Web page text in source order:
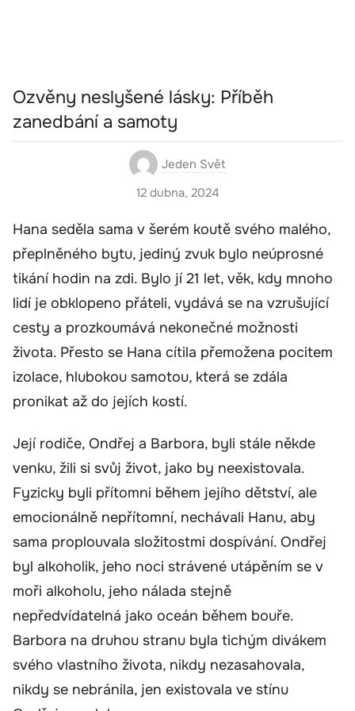
Ozvěny neslyšené lásky: Příběh
zanedbání a samoty
Jeden Svět
12 dubna, 2024
Hana seděla sama v šerém koutě svého malého,
přeplněného bytu, jediný zvuk bylo neúprosné
tikání hodin na zdi. Bylo jí 21 let, věk, kdy mnoho
lidí je obklopeno přáteli, vydává se na vzrušující
cesty a prozkoumává nekonečné možnosti
života. Přesto se Hana cítila přemožena pocitem
izolace, hlubokou samotou, která se zdála
pronikat až do jejích kostí.
Její rodiče, Ondřej a Barbora, byli stále někde
venku, žili si svůj život, jako by neexistovala.
Fyzicky byli přítomni během jejího dětství, ale
emocionálně nepřítomní, nechávali Hanu, aby
sama proplouvala složitostmi dospívání. Ondřej
byl alkoholik, jeho noci strávené utápěním se v
moři alkoholu, jeho nálada stejně
nepředvídatelná jako oceán během bouře.
Barbora na druhou stranu byla tichým divákem
svého vlastního života, nikdy nezasahovala,
nikdy se nebránila, jen existovala ve stínu